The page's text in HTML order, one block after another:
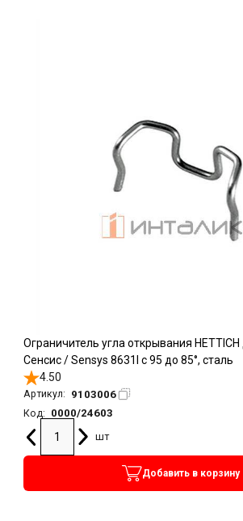
Ограничитель угла открывания
Сенсис / Sensys 8631I c 95 до 85°, сталь
4.50
Артикул: 9103006
Код:
0000/24603
шт
Добавить в корзину